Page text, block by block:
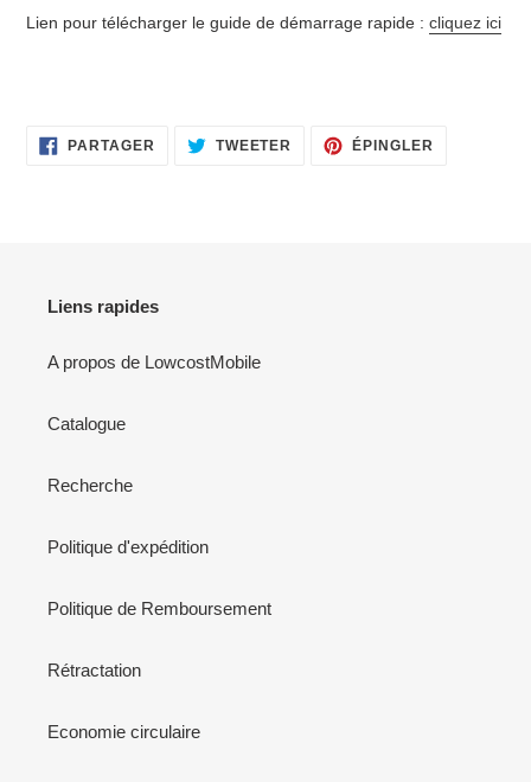
Lien pour télécharger le guide de démarrage rapide : cliquez ici
PARTAGER PARTAGER
SUR
TWEETER TWEETER
SUR
ÉPINGLER
Liens rapides
A propos de LowcostMobile
Catalogue
Recherche
Politique d'expédition
Politique de Remboursement
Rétractation
Economie circulaire